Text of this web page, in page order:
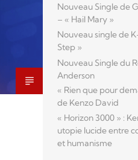
Nouveau Single de
– « Hail Mary »
Nouveau single de
Step »
Nouveau Single du
Anderson
« Rien que pour
de Kenzo David
« Horizon 3000 » :
utopie lucide entre
et humanisme